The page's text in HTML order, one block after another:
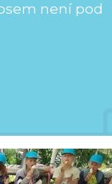
není pod